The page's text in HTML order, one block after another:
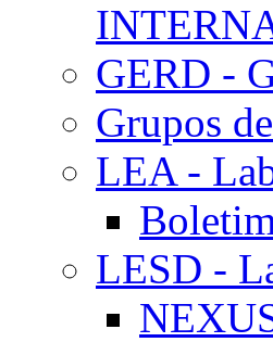
GERD -
Grupos
LEA -
LESD -